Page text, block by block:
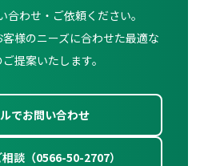
合わせ・ご依頼ください。
様のニーズに合わせた最適な
提案いたします。
でお問い合わせ
談（0566-50-2707）